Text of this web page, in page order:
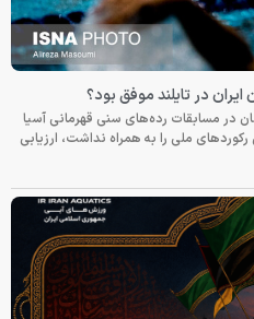
در تایلند موفق بود؟
در مسابقات رده‌های سنی قهرمانی آسیا
رکوردهای ملی را به همراه نداشت، ارزیابی